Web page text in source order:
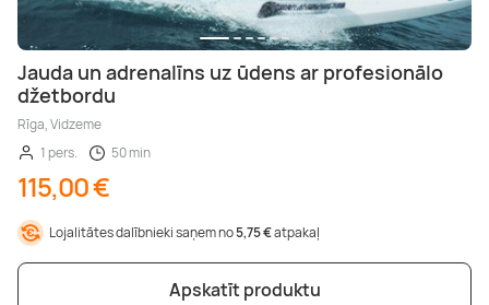
Jauda un adrenalīns uz ūdens ar profesionālo
džetbordu
Rīga, Vidzeme
1 pers.
50 min
115,00 €
Lojalitātes dalībnieki saņem no5,75 €atpakaļ
Apskatīt produktu